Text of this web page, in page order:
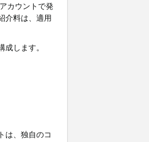
カウントで発
介料は、適用
します。
は、独自のコ